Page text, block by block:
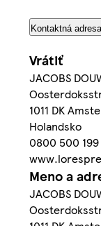
Kontaktná adresa
Vrátiť
JACOBS
1011 DK
Holandsko
0800 500 199
Meno a
JACOBS